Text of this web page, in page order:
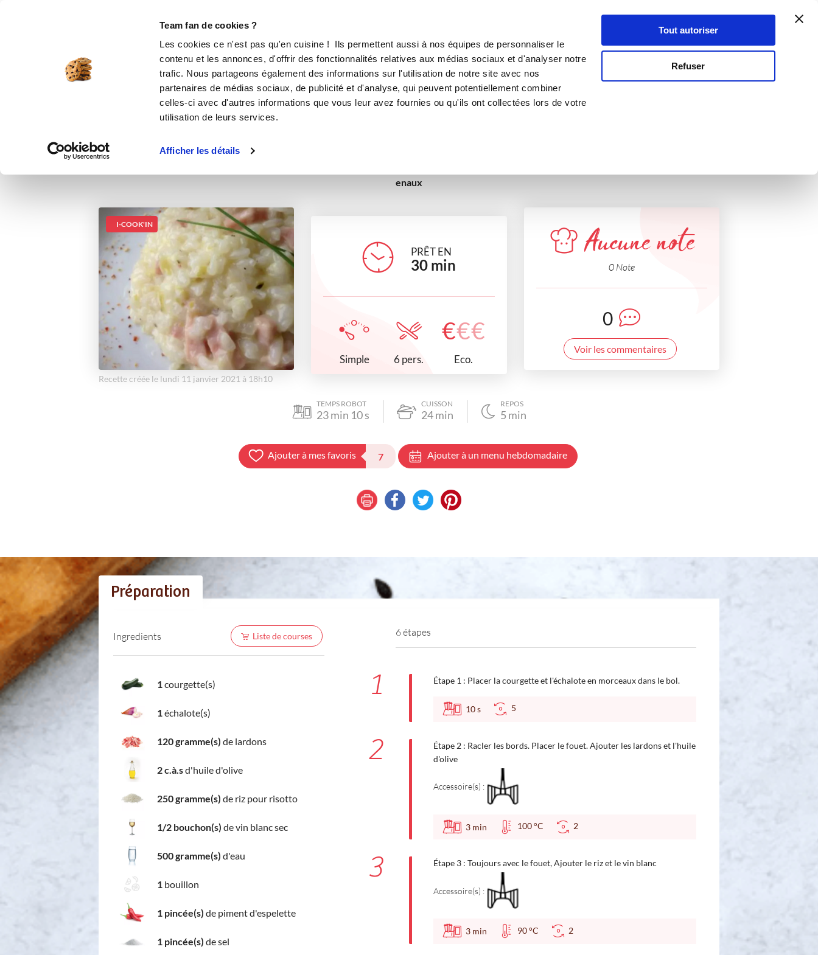
Team fan de cookies ?
Les cookies ce n'est pas qu'en cuisine ! Ils permettent aussi à nos équipes de personnaliser le
contenu et les annonces, d'offrir des fonctionnalités relatives aux médias sociaux et d'analyser notre
trafic. Nous partageons également des informations sur l'utilisation de notre site avec nos
partenaires de médias sociaux, de publicité et d'analyse, qui peuvent potentiellement combiner
celles-ci avec d'autres informations que vous leur avez fournies ou qu'ils ont collectées lors de votre
utilisation de leurs services.
Afficher les détails
Tout autoriser
Refuser
Se connecter
RISOTTO COURGETTES LARDONS ET PIMENT D'ESPELETTE
plats Petits gourmands Pour recevoir Recettes traditionnelles
Recettes de grand-mère
enaux
I-COOK'IN
Recette créée le lundi 11 janvier 2021 à 18h10
PRÊT EN
30 min
Simple 6 pers.
€€€
Eco.
Aucune note
0 Note
0
Voir les commentaires
TEMPS ROBOT
23min 10s
CUISSON
24min
REPOS
5 min
Ajouter à mes favoris 7 Ajouter à un menu hebdomadaire
Préparation
Ingredients Liste de courses
1 courgette(s)
1 échalote(s)
120 gramme(s) de lardons
2 c.à.sd'huile d'olive
250 gramme(s) de riz pour risotto
1/2 bouchon(s) de vin blanc sec
500 gramme(s) d'eau
1 bouillon
1 pincée(s) de piment d'espelette
1 pincée(s) de sel
6 étapes
1 Étape 1 : Placer la courgette et l'échalote en morceaux dans le bol.
10s 5
2
Étape 2 : Racler les bords. Placer le fouet. Ajouter les lardons et l'huile
d'olive
Accessoire(s) :
3 min 100 °C 2
3 Étape 3 : Toujours avec le fouet, Ajouter le riz et le vin blanc
Accessoire(s) :
3 min 90 °C 2